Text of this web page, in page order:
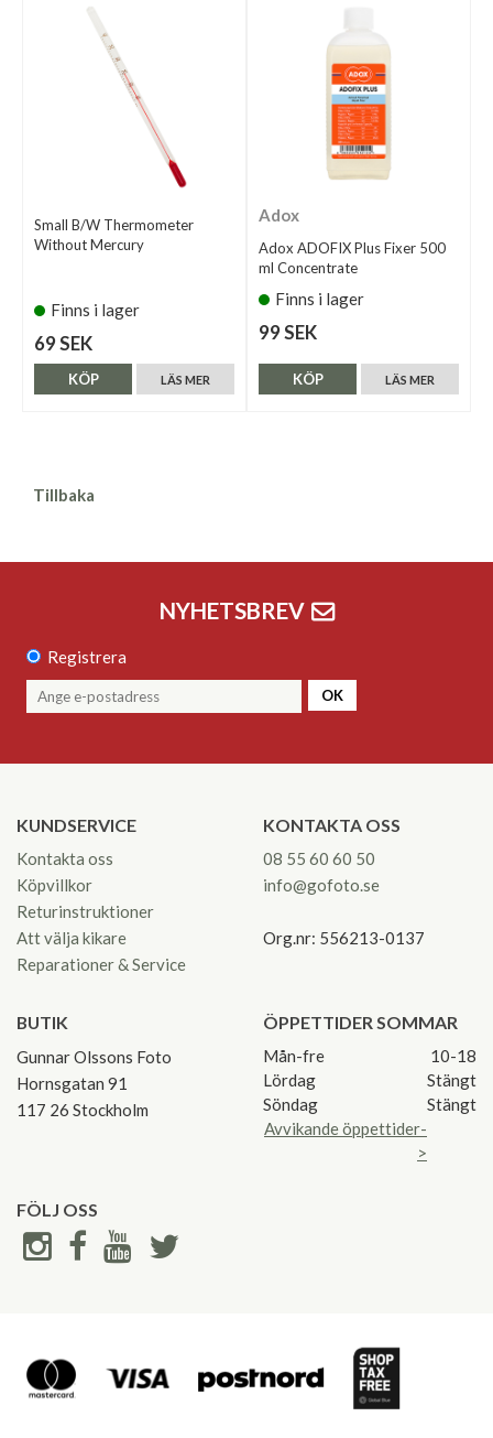
Small B/W Thermometer
Without Mercury
Finns i lager
69 SEK
LÄS MER
KÖP
Adox
Adox ADOFIX Plus Fixer 500
ml Concentrate
Finns i lager
99 SEK
LÄS MER
KÖP
Tillbaka
NYHETSBREV
Registrera
OK
KUNDSERVICE
Kontakta oss
Köpvillkor
Returinstruktioner
Att välja kikare
Reparationer & Service
KONTAKTA OSS
08 55 60 60 50
info@gofoto.se
Org.nr: 556213-0137
BUTIK
Gunnar Olssons Foto
Hornsgatan 91
117 26 Stockholm
ÖPPETTIDER SOMMAR
Mån-fre
10-18
Lördag
Stängt
Söndag
Stängt
Avvikande öppettider-
>
FÖLJ OSS